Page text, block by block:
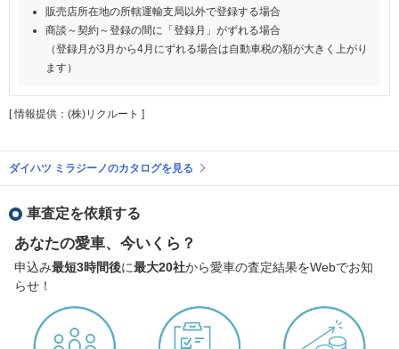
販売店所在地の所轄運輸支局以外で登録する場合
商談～契約～登録の間に「登録月」がずれる場合
（登録月が3月から4月にずれる場合は自動車税の額が大きく上がり
ます）
[ 情報提供：(株)リクルート ]
ダイハツ ミラジーノのカタログを見る
車査定を依頼する
あなたの愛車、今いくら？
申込み最短3時間後に最大20社から愛車の査定結果をWebでお知
らせ！